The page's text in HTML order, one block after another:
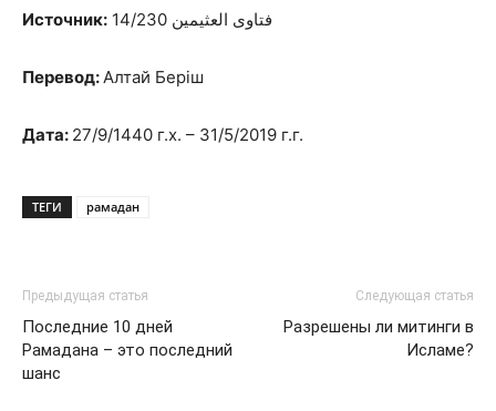
Источник: فتاوى العثيمين 14/230
Перевод: Алтай Берiш
Дата: 27/9/1440 г.х. – 31/5/2019 г.г.
ТЕГИ рамадан
Предыдущая статья
Последние 10 дней
Рамадана – это последний
шанс
Следующая статья
Разрешены ли митинги в
Исламе?